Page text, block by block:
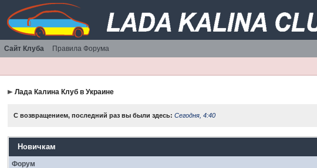
Сайт Клуба Правила Форума
Лада Калина Клуб в Украине
С возвращением, последний раз вы были здесь:Сегодня, 4:40
Новичкам
Форум